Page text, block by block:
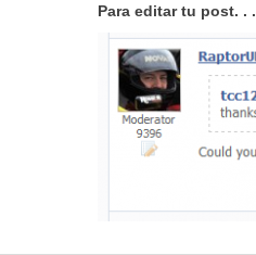
Para editar tu post. . .